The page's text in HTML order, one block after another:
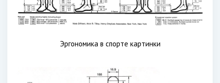
Эргономика в спорте картинки